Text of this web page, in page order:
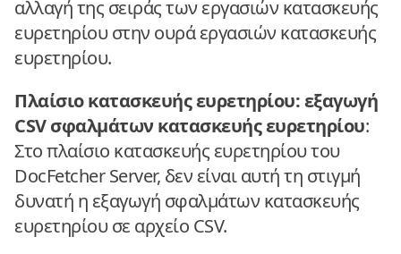
αλλαγή της σειράς των εργασιών κατασκευής
ευρετηρίου στην ουρά εργασιών κατασκευής
ευρετηρίου.
Πλαίσιο κατασκευής ευρετηρίου: εξαγωγή
CSV σφαλμάτων κατασκευής ευρετηρίου:
Στο πλαίσιο κατασκευής ευρετηρίου του
DocFetcher Server, δεν είναι αυτή τη στιγμή
δυνατή η εξαγωγή σφαλμάτων κατασκευής
ευρετηρίου σε αρχείο CSV.